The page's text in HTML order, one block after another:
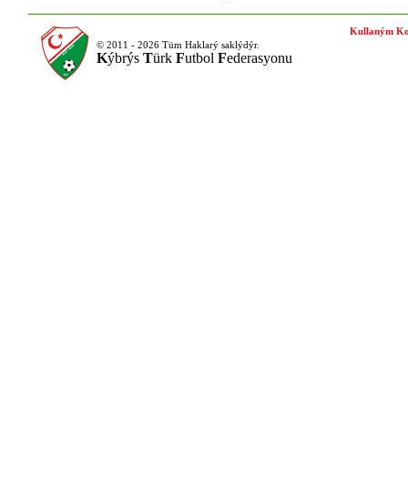
© 2011 - 2026 Tüm Haklarý saklýdýr.
Kýbrýs Türk Futbol Federasyonu
Kullaným